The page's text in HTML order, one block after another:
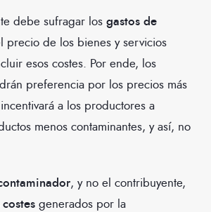
debe sufragar los gastos de
precio de los bienes y servicios
esos costes. Por ende, los
preferencia por los precios más
a los productores a
menos contaminantes, y así, no
, y no el contribuyente,
generados por la